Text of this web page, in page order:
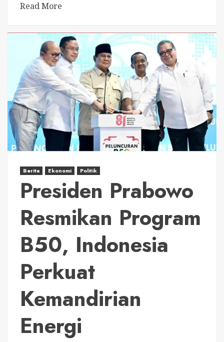
Read More
Berita Ekonomi Politik
Presiden Prabowo
Resmikan Program
B50, Indonesia
Perkuat
Kemandirian
Energi